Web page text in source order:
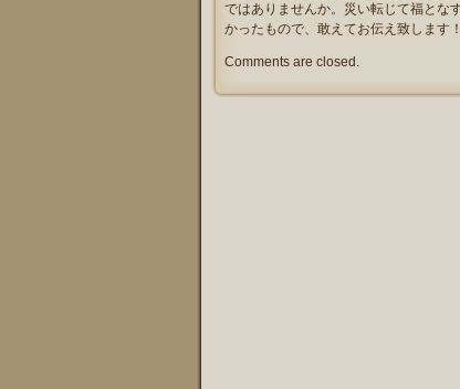
ではありませんか。災い転じて福とな
かったもので、敢えてお伝え致します！
Comments are closed.